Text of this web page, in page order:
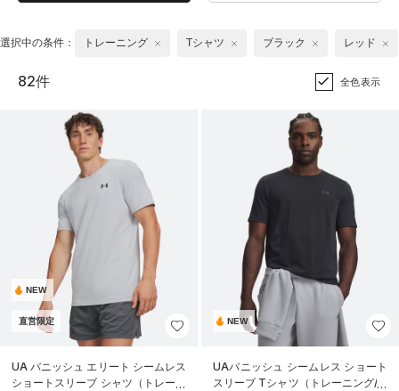
選択中の条件： トレーニング Tシャツ ブラック レッド
82件 全色表示
NEW
直営限定
UA バニッシュ エリート シームレス
ショートスリーブ シャツ（トレーニ
NEW
UAバニッシュ シームレス ショート
スリーブ Tシャツ（トレーニング/M